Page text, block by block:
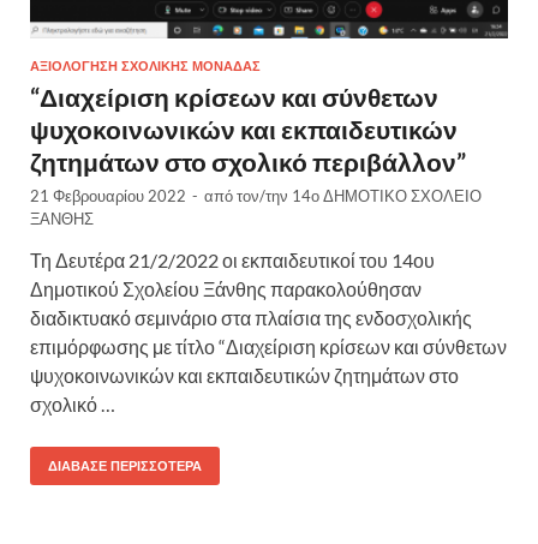
ΑΞΙΟΛΌΓΗΣΗ ΣΧΟΛΙΚΉΣ ΜΟΝΆΔΑΣ
“Διαχείριση κρίσεων και σύνθετων
ψυχοκοινωνικών και εκπαιδευτικών
ζητημάτων στο σχολικό περιβάλλον”
21 Φεβρουαρίου 2022 - από τον/την 14ο ΔΗΜΟΤΙΚΟ ΣΧΟΛΕΙΟ
ΞΑΝΘΗΣ
Τη Δευτέρα 21/2/2022 οι εκπαιδευτικοί του 14ου
Δημοτικού Σχολείου Ξάνθης παρακολούθησαν
διαδικτυακό σεμινάριο στα πλαίσια της ενδοσχολικής
επιμόρφωσης με τίτλο “Διαχείριση κρίσεων και σύνθετων
ψυχοκοινωνικών και εκπαιδευτικών ζητημάτων στο
σχολικό …
ΔΙΆΒΑΣΕ ΠΕΡΙΣΣΌΤΕΡΑ